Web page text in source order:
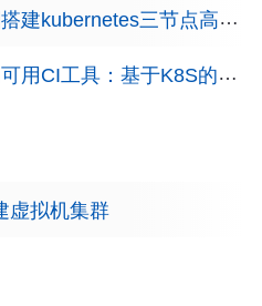
kubernetes三节点高可用集群
：基于K8S的Jenkins Master-Slave架构
虚拟机集群